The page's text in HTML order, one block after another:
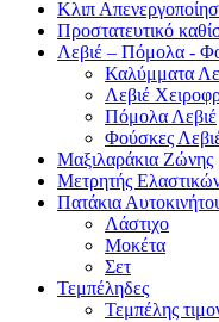
Κλιπ
Προστατευτικό
Λεβιέ – Πόμολα -
Καλύμματα
Λεβιέ
Πόμολα Λεβιέ
Φούσκες
Μαξιλαράκια Ζώνης
Μετρητής
Πατάκια
Λάστιχο
Μοκέτα
Σετ
Τεμπέληδες
Τεμπέλης